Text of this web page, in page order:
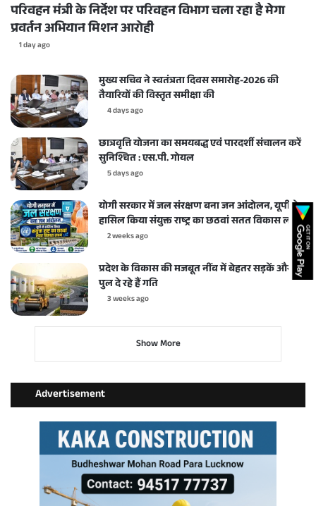
परिवहन मंत्री के निर्देश पर परिवहन विभाग चला रहा है मेगा
प्रवर्तन अभियान मिशन आरोही
1 day ago
मुख्य सचिव ने स्वतंत्रता दिवस समारोह-2026 की
तैयारियों की विस्तृत समीक्षा की
4 days ago
छात्रवृत्ति योजना का समयबद्ध एवं पारदर्शी संचालन करें
सुनिश्चित : एस.पी. गोयल
5 days ago
योगी सरकार में जल संरक्षण बना जन आंदोलन, यूपी ने
हासिल किया संयुक्त राष्ट्र का छठवां सतत विकास लक्ष्य
2 weeks ago
प्रदेश के विकास की मजबूत नींव में बेहतर सड़कें और
पुल दे रहे हैं गति
3 weeks ago
Show More
Advertisement